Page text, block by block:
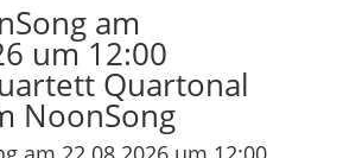
am
um 12:00
Quartonal
NoonSong